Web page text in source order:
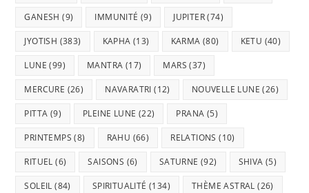
GANESH (9) IMMUNITÉ (9) JUPITER(74)
JYOTISH (383) KAPHA (13) KARMA (80) KETU (40)
LUNE (99) MANTRA (17) MARS (37)
MERCURE (26) NAVARATRI (12) NOUVELLE LUNE (26)
PITTA (9) PLEINE LUNE (22) PRANA (5)
PRINTEMPS (8) RAHU (66) RELATIONS (10)
RITUEL (6) SAISONS (6) SATURNE (92) SHIVA (5)
SOLEIL (84) SPIRITUALITÉ (134) THÈME ASTRAL (26)